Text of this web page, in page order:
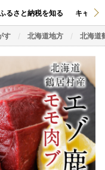
るさと納税を知る キャン
す 北海道地方 北海道